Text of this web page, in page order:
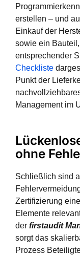
erstellen – und
Einkauf der
sowie ein
entsprechender
Checkliste
Punkt der
Management im
ohne
Schließlich sind
Zertifizierung
Elemente
der firstaudit
sorgt das
Prozess